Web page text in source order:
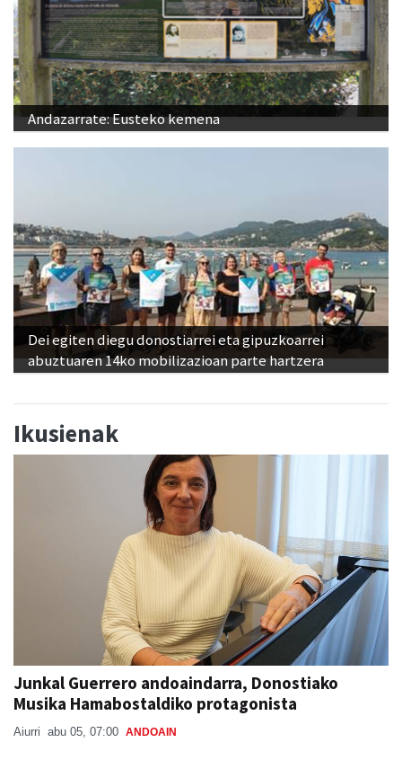
Andazarrate: Eusteko kemena
Dei egiten diegu donostiarrei eta gipuzkoarrei
abuztuaren 14ko mobilizazioan parte hartzera
Ikusienak
Junkal Guerrero andoaindarra, Donostiako
Musika Hamabostaldiko protagonista
Aiurri abu 05, 07:00 ANDOAIN